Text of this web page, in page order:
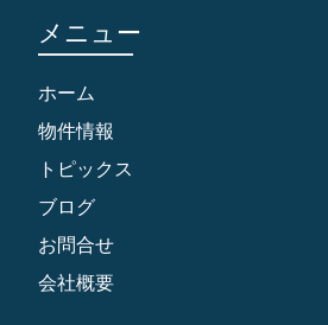
メニュー
ホーム
物件情報
トピックス
ブログ
お問合せ
会社概要